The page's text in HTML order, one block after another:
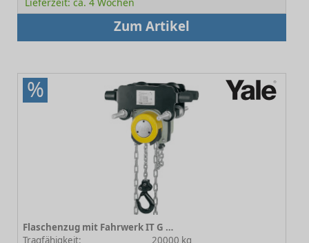
Zum Artikel
%
Flaschenzug mit Fahrwerk IT G 20000 B Haspelfahrwerk
Tragfähigkeit:
20000 kg